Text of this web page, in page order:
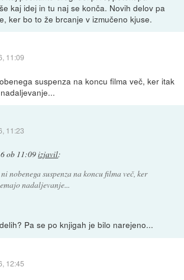
kaj idej in tu naj se konča. Novih delov pa
ker bo to že brcanje v izmučeno kjuse.
11:09
suspenza na koncu filma več, ker itak
11:23
ob 11:09izjavil:
nobenega suspenza na koncu filma več, ker
nadaljevanje...
Pa se po knjigah je bilo narejeno...
12:45